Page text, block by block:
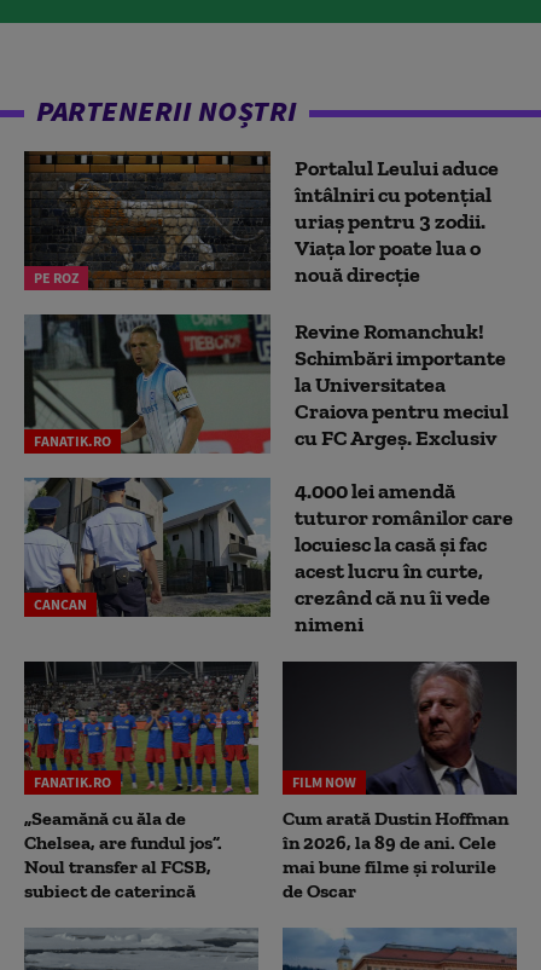
PARTENERII NOȘTRI
PE ROZ
Portalul Leului aduce
întâlniri cu potențial
uriaș pentru 3 zodii.
Viața lor poate lua o
nouă direcție
FANATIK.RO
Revine Romanchuk!
Schimbări importante
la Universitatea
Craiova pentru meciul
cu FC Argeş. Exclusiv
CANCAN
4.000 lei amendă
tuturor românilor care
locuiesc la casă și fac
acest lucru în curte,
crezând că nu îi vede
nimeni
FANATIK.RO
„Seamănă cu ăla de
Chelsea, are fundul jos”.
Noul transfer al FCSB,
subiect de caterincă
FILM NOW
Cum arată Dustin Hoffman
în 2026, la 89 de ani. Cele
mai bune filme și rolurile
de Oscar